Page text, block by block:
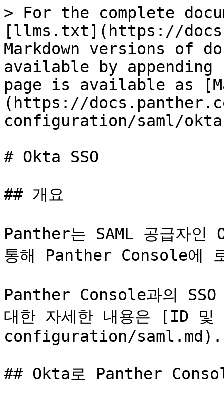
> For the complete
[llms.txt](https://
Markdown versions of
available by
page is available as
(https://
configuration/saml/
# Okta SSO
## 개요
Panther는 SAML 공급자인
통해 Panther Console에
Panther Console과의
대한 자세한 내용은 [ID
configuration/saml.md).
## Okta로 Panther